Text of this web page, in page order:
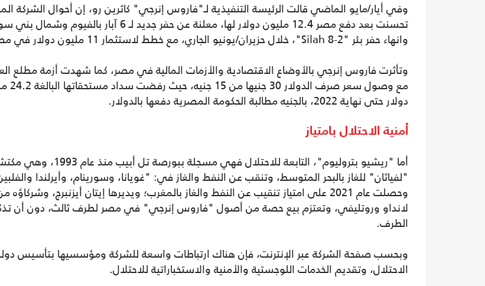
وفي أيار/مايو الماضي قالت الرئيسة التنفيذية لـ"فاروس إنرجي" كاثرين رو، إن أحوال الشركة
تحسنت بعد دفع مصر 12.4 مليون دولار لها، معلنة عن حفر جديد لـ 6 آبار بالفيوم
وانهاء حفر بئر "Silah 8-2"، خلال حزيران/يونيو الجاري، مع خطط لاستثمار 11 مليون دولار في مصر.
مع وصول سعر
دولار حتى نهاية 2022، بالجنيه مطالبة الحكومة المصرية دفعها بالدولار.
أمنية الاحتلال بامتياز
أما "ريشيو بتروليوم"، التابعة للاحتلال فهي مسجلة
"لفياثان" للغاز بالبحر المتوسط، وتنقب عن النفط والغاز في: "غويانا، وسورينام، وأيرلندا
وحصلت عام 2021 على امتياز تنقيب عن النفط والغاز بالمغرب؛ ويديرها إيتان أيزنبرج،
لانداو وروتليفي، وتعتزم بيع حصة من أصول "فاروس إنرجي" في مصر لطرف ثالث، دون أن
الطرف.
وبحسب صفحة الشركة عبر الإنترنت، فإن هناك ارتباطات واسعة للشركة ومؤسسيها بتأسيس
الاحتلال، وتقديم الخدمات اللوجستية والأمنية والاستخباراتية للاحتلال.